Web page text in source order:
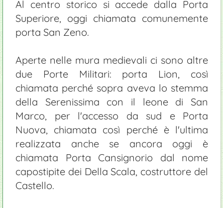
Al centro storico si accede dalla Porta
Superiore, oggi chiamata comunemente
porta San Zeno.
Aperte nelle mura medievali ci sono altre
due Porte Militari: porta Lion, così
chiamata perché sopra aveva lo stemma
della Serenissima con il leone di San
Marco, per l'accesso da sud e Porta
Nuova, chiamata così perché è l'ultima
realizzata anche se ancora oggi è
chiamata Porta Cansignorio dal nome
capostipite dei Della Scala, costruttore del
Castello.